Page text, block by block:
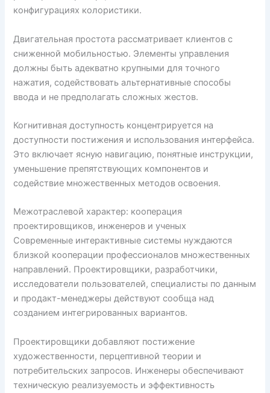
конфигурациях колористики.
Двигательная простота рассматривает клиентов с
сниженной мобильностью. Элементы управления
должны быть адекватно крупными для точного
нажатия, содействовать альтернативные способы
ввода и не предполагать сложных жестов.
Когнитивная доступность концентрируется на
доступности постижения и использования интерфейса.
Это включает ясную навигацию, понятные инструкции,
уменьшение препятствующих компонентов и
содействие множественных методов освоения.
Межотраслевой характер: кооперация
проектировщиков, инженеров и ученых
Современные интерактивные системы нуждаются
близкой кооперации профессионалов множественных
направлений. Проектировщики, разработчики,
исследователи пользователей, специалисты по данным
и продакт-менеджеры действуют сообща над
созданием интегрированных вариантов.
Проектировщики добавляют постижение
художественности, перцептивной теории и
потребительских запросов. Инженеры обеспечивают
техническую реализуемость и эффективность